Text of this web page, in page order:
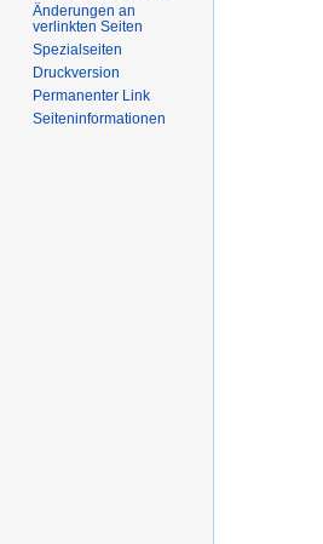
Änderungen an
verlinkten Seiten
Spezialseiten
Druckversion
Permanenter Link
Seiten­informationen